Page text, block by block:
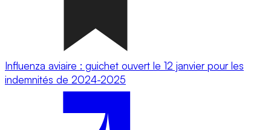
Influenza aviaire : guichet ouvert le 12 janvier pour les
indemnités de 2024-2025